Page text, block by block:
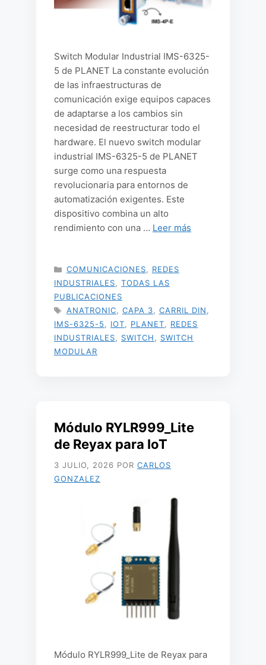
Switch Modular Industrial IMS-6325-
5 de PLANET La constante evolución
de las infraestructuras de
comunicación exige equipos capaces
de adaptarse a los cambios sin
necesidad de reestructurar todo el
hardware. El nuevo switch modular
industrial IMS-6325-5 de PLANET
surge como una respuesta
revolucionaria para entornos de
automatización exigentes. Este
dispositivo combina un alto
rendimiento con una … Leer más
CATEGORÍAS
COMUNICACIONES
REDES
INDUSTRIALES
TODAS LAS
PUBLICACIONES
ETIQUETAS
ANATRONIC CAPA 3 CARRIL DIN
IMS-6325-5
IOT PLANET
REDES
INDUSTRIALES
SWITCH
SWITCH
MODULAR
Módulo RYLR999_Lite
de Reyax para IoT
3 JULIO, 2026 POR CARLOS
GONZALEZ
Módulo RYLR999_Lite de Reyax para